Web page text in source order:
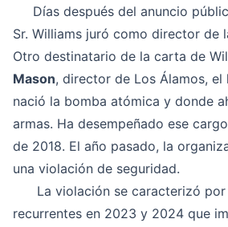
Días después del anuncio
Sr. Williams juró como director de
Otro destinatario de la carta de
Mason, director de Los Álamos,
nació la bomba atómica y donde
armas. Ha desempeñado ese
de 2018. El año pasado, la
una violación de seguridad.
La violación se caracterizó por
recurrentes en 2023 y 2024 que